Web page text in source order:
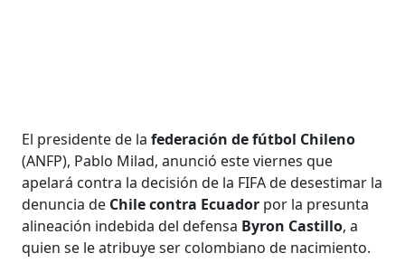
El presidente de la federación de fútbol Chileno
(ANFP), Pablo Milad, anunció este viernes que
apelará contra la decisión de la FIFA de desestimar la
denuncia de Chile contra Ecuador por la presunta
alineación indebida del defensa Byron Castillo, a
quien se le atribuye ser colombiano de nacimiento.